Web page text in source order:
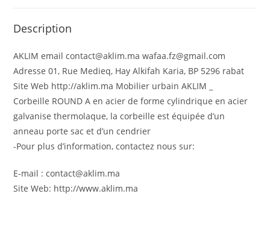
Description
AKLIM email contact@aklim.ma wafaa.fz@gmail.com
Adresse 01, Rue Medieq, Hay Alkifah Karia, BP 5296 rabat
Site Web http://aklim.ma Mobilier urbain AKLIM _
Corbeille ROUND A en acier de forme cylindrique en acier
galvanise thermolaque, la corbeille est équipée d’un
anneau porte sac et d’un cendrier
-Pour plus d’information, contactez nous sur:
E-mail : contact@aklim.ma
Site Web: http://www.aklim.ma